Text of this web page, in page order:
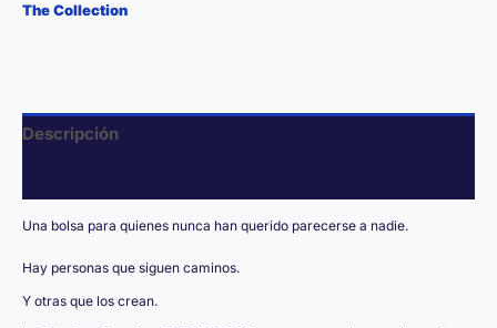
Reutilizable
The Collection
Descripción
Una bolsa para quienes nunca han querido parecerse a nadie.
Hay personas que siguen caminos.
Y otras que los crean.